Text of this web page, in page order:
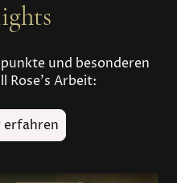
und besonderen
Rose's Arbeit:
erfahren